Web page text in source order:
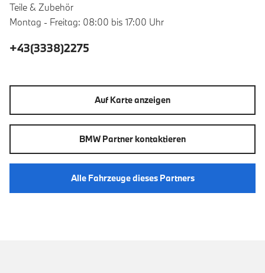
Teile & Zubehör
Montag - Freitag: 08:00 bis 17:00 Uhr
+43(3338)2275
Auf Karte anzeigen
BMW Partner kontaktieren
Alle Fahrzeuge dieses Partners